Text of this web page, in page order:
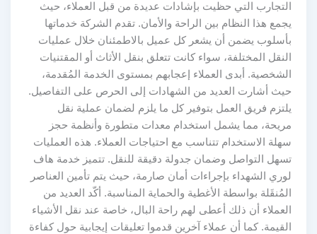
التجارب التي حظيت بإشادات عديدة من قبل العملاء، حيث
يجمع هذا النظام بين الراحة والأمان. تقدم الشركة خدماتها
بأسلوب يضمن أن يشعر كل عميل بالاطمئنان خلال عمليات
النقل المختلفة، سواء كانت تتعلق بنقل الأثاث أو المقتنيات
الشخصية. أبدى العملاء إعجابهم بمستوى الخدمة المُقدمة،
حيث أشارت العديد من الشهادات إلى الحرص على التفاصيل.
يلتزم فريق العمل بتوفير كل ما يلزم لضمان عملية نقل
مريحة، مما يشمل استخدام معدات متطورة وأنظمة حجز
سهلة الاستخدام تتناسب مع احتياجات العملاء. هذه العمليات
تسهل التواصل وضمان جدولة دقيقة للنقل. تتميز خدمة هاف
لوري الشهداء بإجراءات أمان صارمة، حيث يتم تأمين العناصر
المُنقَلة بواسطة الأغطية والحماية المناسبة. أكّد العديد من
العملاء أن ذلك أعطى لهم راحة البال، خاصة عند نقل الأشياء
القيمة. كما أن عملاء آخرين قدموا تعليقات إيجابية حول كفاءة